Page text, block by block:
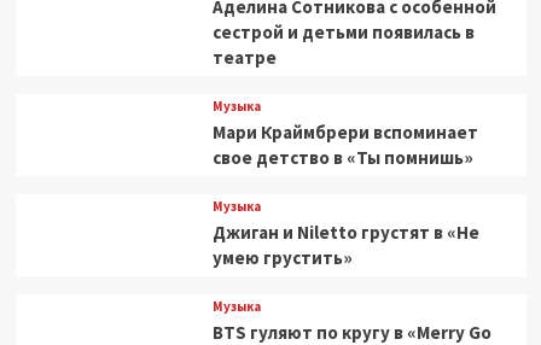
Аделина Сотникова с особенной
сестрой и детьми появилась в
театре
Музыка
Мари Краймбрери вспоминает
свое детство в «Ты помнишь»
Музыка
Джиган и Niletto грустят в «Не
умею грустить»
Музыка
BTS гуляют по кругу в «Merry Go